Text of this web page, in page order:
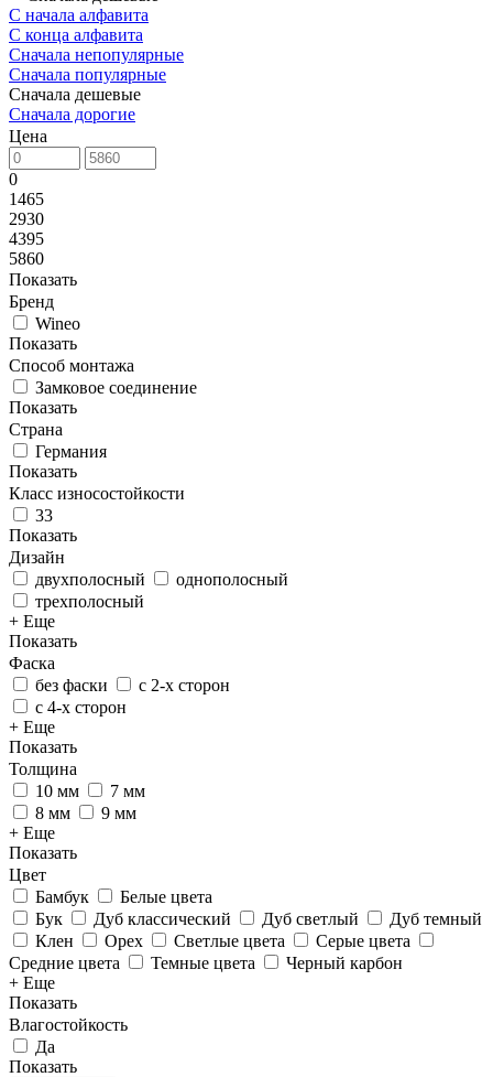
С начала алфавита
С конца алфавита
Сначала непопулярные
Сначала популярные
Сначала дешевые
Сначала дорогие
Цена
0
1465
2930
4395
5860
Показать
Бренд
Wineo
Показать
Способ монтажа
Замковое соединение
Показать
Страна
Германия
Показать
Класс износостойкости
33
Показать
Дизайн
двухполосный
однополосный
трехполосный
+ Еще
Показать
Фаска
без фаски
с 2-х сторон
с 4-х сторон
+ Еще
Показать
Толщина
10 мм
7 мм
8 мм
9 мм
+ Еще
Показать
Цвет
Бамбук
Белые цвета
Бук
Дуб классический Дуб светлый
Дуб темный
Клен
Орех Светлые цвета
Серые цвета
Средние цвета
Темные цвета
Черный карбон
+ Еще
Показать
Влагостойкость
Да
Показать